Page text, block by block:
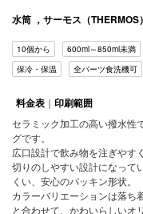
水筒 ， サーモス（THERMOS）
10個から 600ml～850ml未満
保冷・保温
全パーツ食洗機可
料金表 ｜ 印刷範囲
セラミック加工の高い撥水性
グです。
広口設計で飲み物を注ぎやす
切りのしやすい設計になって
くい、安心のパッキン形状。
カラーバリエーションは落ち
と合わせて、かわいらしいオ